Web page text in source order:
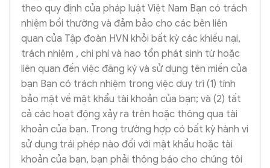
theo quy định của pháp luật Việt Nam Bạn có trách
nhiệm bồi thường và đảm bảo cho các bên liên
quan của Tập đoàn HVN khỏi bất kỳ các khiếu nại,
trách nhiệm , chi phí và hao tổn phát sinh từ hoặc
liên quan đến việc đăng ký và sử dụng tên miền của
bạn Bạn có trách nhiệm trong việc duy trì (1) tính
bảo mật về mật khẩu tài khoản của bạn; và (2) tất
cả các hoạt động xảy ra trên hoặc thông qua tài
khoản của bạn. Trong trường hợp có bất kỳ hành vi
sử dụng trái phép nào đối với mật khẩu hoặc tài
khoản của bạn, bạn phải thông báo cho chúng tôi